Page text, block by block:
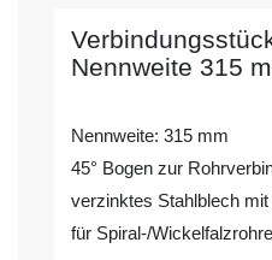
Nennweite 315
Nennweite: 315 mm
45° Bogen zur
verzinktes Stahlblech
für Spiral-/Wickelfalzrohre